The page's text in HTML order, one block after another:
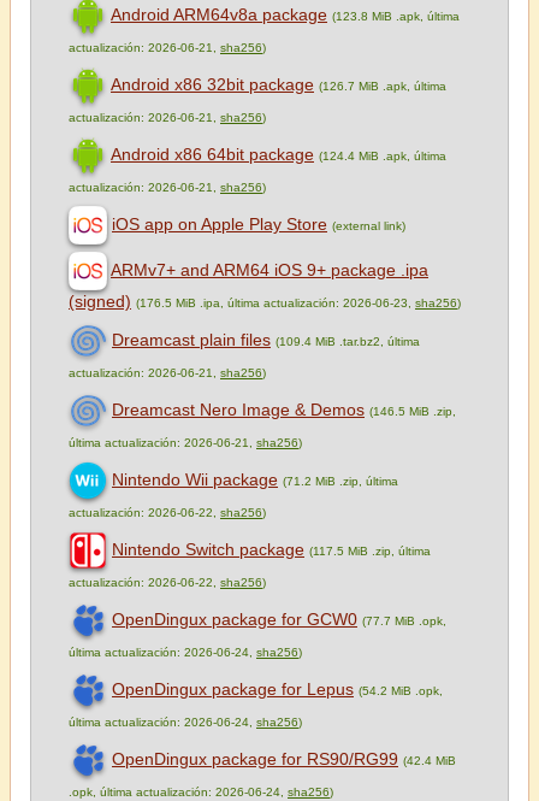
Android ARM64v8a package (123.8 MiB .apk, última
actualización: 2026-06-21, sha256)
Android x86 32bit package (126.7 MiB .apk, última
actualización: 2026-06-21, sha256)
Android x86 64bit package (124.4 MiB .apk, última
actualización: 2026-06-21, sha256)
iOS app on Apple Play Store (external link)
ARMv7+ and ARM64 iOS 9+ package .ipa
(signed) (176.5 MiB .ipa, última actualización: 2026-06-23, sha256)
Dreamcast plain files (109.4 MiB .tar.bz2, última
actualización: 2026-06-21, sha256)
Dreamcast Nero Image & Demos (146.5 MiB .zip,
última actualización: 2026-06-21, sha256)
Nintendo Wii package (71.2 MiB .zip, última
actualización: 2026-06-22, sha256)
Nintendo Switch package (117.5 MiB .zip, última
actualización: 2026-06-22, sha256)
OpenDingux package for GCW0 (77.7 MiB .opk,
última actualización: 2026-06-24, sha256)
OpenDingux package for Lepus (54.2 MiB .opk,
última actualización: 2026-06-24, sha256)
OpenDingux package for RS90/RG99 (42.4 MiB
.opk, última actualización: 2026-06-24, sha256)